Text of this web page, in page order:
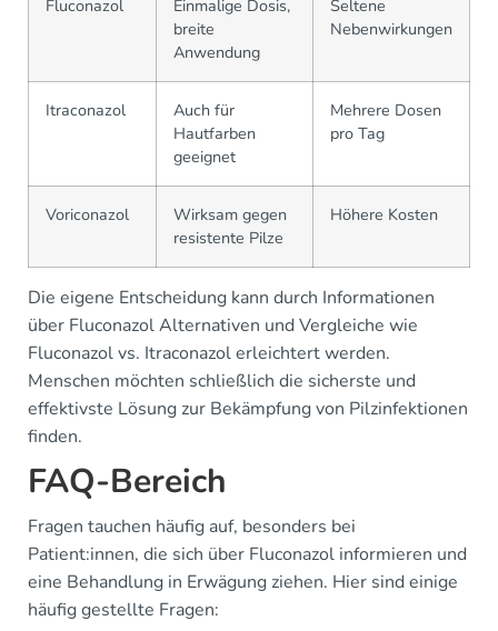
Fluconazol
Einmalige Dosis,
breite
Anwendung
Seltene
Nebenwirkungen
Itraconazol
Auch für
Hautfarben
geeignet
Mehrere Dosen
pro Tag
Voriconazol
Wirksam gegen
resistente Pilze
Höhere Kosten
Die eigene Entscheidung kann durch Informationen
über Fluconazol Alternativen und Vergleiche wie
Fluconazol vs. Itraconazol erleichtert werden.
Menschen möchten schließlich die sicherste und
effektivste Lösung zur Bekämpfung von Pilzinfektionen
finden.
FAQ-Bereich
Fragen tauchen häufig auf, besonders bei
Patient:innen, die sich über Fluconazol informieren und
eine Behandlung in Erwägung ziehen. Hier sind einige
häufig gestellte Fragen: